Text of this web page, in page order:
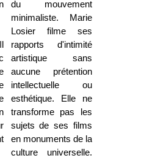
du mouvement
minimaliste. Marie
Losier filme ses
rapports d'intimité
artistique sans
aucune prétention
intellectuelle ou
esthétique. Elle ne
transforme pas les
sujets de ses films
en monuments de la
culture universelle.